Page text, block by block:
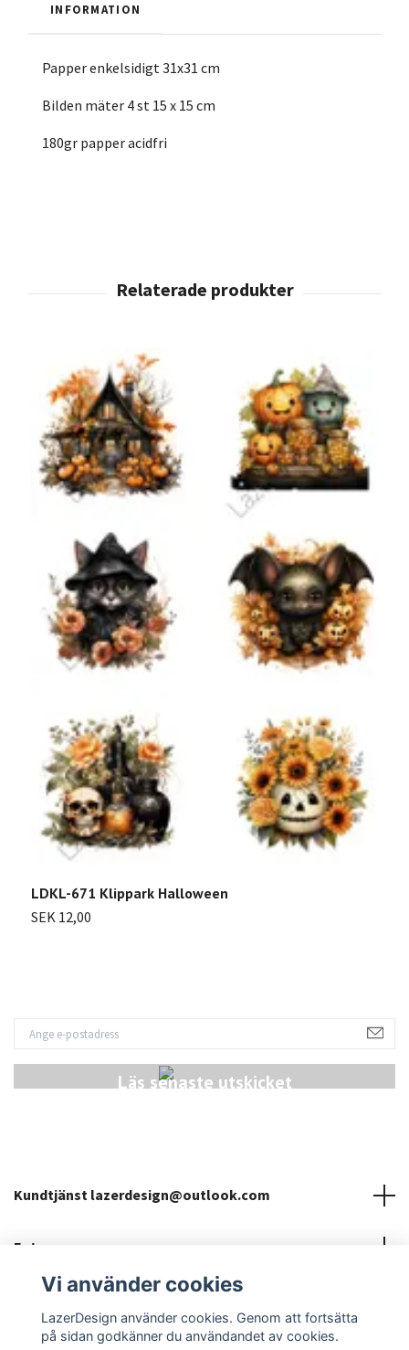
Läs senaste utskicket
INFORMATION
Papper enkelsidigt 31x31 cm
Bilden mäter 4 st 15 x 15 cm
180gr papper acidfri
LDKL-671 Klippark Halloween
SEK 12,00
Kundtjänst lazerdesign@outlook.com
Fotmeny
Vi använder cookies
LazerDesign använder cookies. Genom att fortsätta
på sidan godkänner du användandet av cookies.